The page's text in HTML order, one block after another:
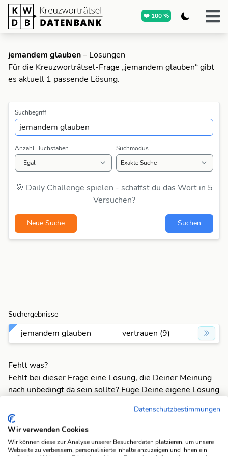
❤️ 100 %
jemandem glauben– Lösungen
Für die Kreuzworträtsel-Frage „jemandem glauben“ gibt
es aktuell 1 passende Lösung.
Suchbegriff
Anzahl Buchstaben Suchmodus
🎯 Daily Challenge spielen - schaffst du das Wort in 5
Versuchen?
Neue Suche Suchen
Suchergebnisse
jemandem glauben vertrauen (9)
Fehlt was?
Fehlt bei dieser Frage eine Lösung, die Deiner Meinung
nach unbedingt da sein sollte? Füge Deine eigene Lösung
Mach mit und registriere dich!
Suchfunktionen
Datenschutzbestimmungen
Wir verwenden Cookies
Wir können diese zur Analyse unserer Besucherdaten platzieren, um unsere
Webseite zu verbessern, personalisierte Inhalte anzuzeigen und Ihnen ein